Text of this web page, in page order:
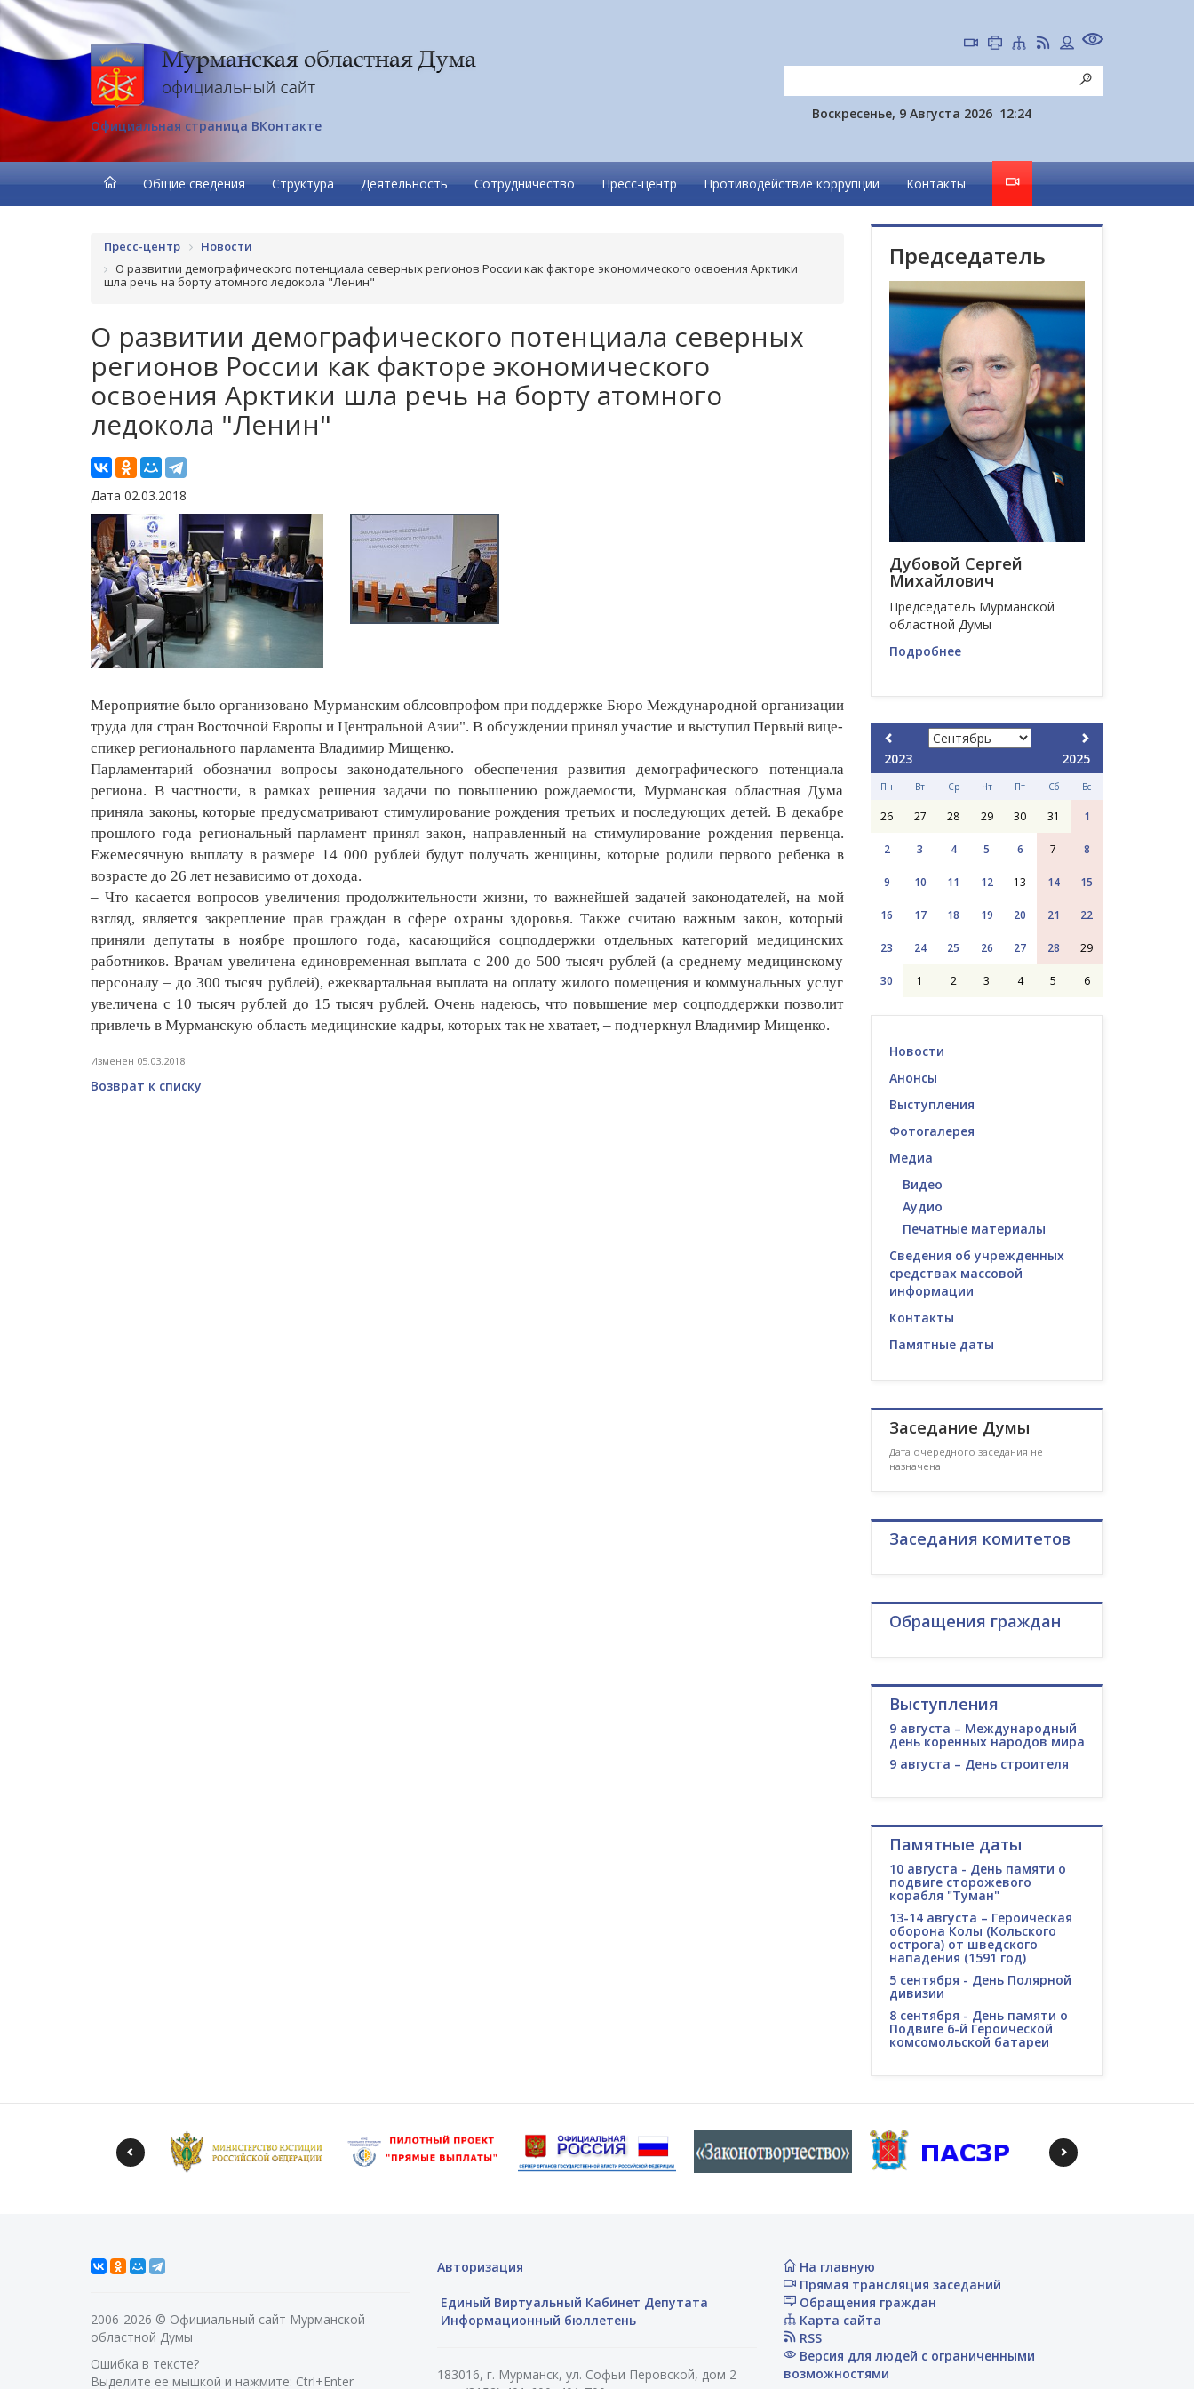
Официальная страница ВКонтакте
Воскресенье, 9 Августа 2026 12:24
Общие сведения Структура Деятельность Сотрудничество Пресс-центр Противодействие коррупции Контакты
Пресс-центр
Новости
О развитии демографического потенциала северных регионов России как факторе экономического освоения Арктики
шла речь на борту атомного ледокола "Ленин"
О развитии демографического потенциала северных
регионов России как факторе экономического
освоения Арктики шла речь на борту атомного
ледокола "Ленин"
Дата 02.03.2018
Мероприятие было организовано Мурманским облсовпрофом при поддержке Бюро Международной организации
труда для стран Восточной Европы и Центральной Азии". В обсуждении принял участие и выступил Первый вице-
спикер регионального парламента Владимир Мищенко.
Парламентарий обозначил вопросы законодательного обеспечения развития демографического потенциала
региона. В частности, в рамках решения задачи по повышению рождаемости, Мурманская областная Дума
приняла законы, которые предусматривают стимулирование рождения третьих и последующих детей. В декабре
прошлого года региональный парламент принял закон, направленный на стимулирование рождения первенца.
Ежемесячную выплату в размере 14 000 рублей будут получать женщины, которые родили первого ребенка в
возрасте до 26 лет независимо от дохода.
– Что касается вопросов увеличения продолжительности жизни, то важнейшей задачей законодателей, на мой
взгляд, является закрепление прав граждан в сфере охраны здоровья. Также считаю важным закон, который
приняли депутаты в ноябре прошлого года, касающийся соцподдержки отдельных категорий медицинских
работников. Врачам увеличена единовременная выплата с 200 до 500 тысяч рублей (а среднему медицинскому
персоналу – до 300 тысяч рублей), ежеквартальная выплата на оплату жилого помещения и коммунальных услуг
увеличена с 10 тысяч рублей до 15 тысяч рублей. Очень надеюсь, что повышение мер соцподдержки позволит
привлечь в Мурманскую область медицинские кадры, которых так не хватает, – подчеркнул Владимир Мищенко.
Изменен 05.03.2018
Возврат к списку
Председатель
Дубовой Сергей
Михайлович
Председатель Мурманской
областной Думы
Подробнее
2023 2025
Пн Вт Ср Чт Пт Сб Вс
26 27 28 29 30 31 1
2 3 4 5 6 7 8
9 10 11 12 13 14 15
16 17 18 19 20 21 22
23 24 25 26 27 28 29
30 1 2 3 4 5 6
Новости
Анонсы
Выступления
Фотогалерея
Медиа
Видео
Аудио
Печатные материалы
Сведения об учрежденных
средствах массовой
информации
Контакты
Памятные даты
Заседание Думы
Дата очередного заседания не
назначена
Заседания комитетов
Обращения граждан
Выступления
9 августа – Международный
день коренных народов мира
9 августа – День строителя
Памятные даты
10 августа - День памяти о
подвиге сторожевого
корабля "Туман"
13-14 августа – Героическая
оборона Колы (Кольского
острога) от шведского
нападения (1591 год)
5 сентября - День Полярной
дивизии
8 сентября - День памяти о
Подвиге 6-й Героической
комсомольской батареи
2006-2026 © Официальный сайт Мурманской
областной Думы
Ошибка в тексте?
Выделите ее мышкой и нажмите: Ctrl+Enter
Авторизация
Единый Виртуальный Кабинет Депутата
Информационный бюллетень
183016, г. Мурманск, ул. Софьи Перовской, дом 2
На главную
Прямая трансляция заседаний
Обращения граждан
Карта сайта
RSS
Версия для людей с ограниченными
возможностями